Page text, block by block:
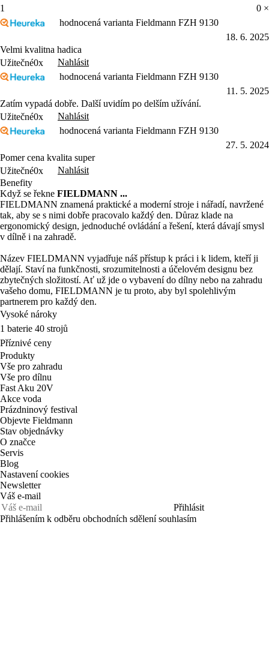
1
0 ×
hodnocená varianta Fieldmann FZH 9130
18. 6. 2025
Velmi kvalitna hadica
Užitečné0x
Nahlásit
hodnocená varianta Fieldmann FZH 9130
11. 5. 2025
Zatím vypadá dobře. Další uvidím po delším užívání.
Užitečné0x
Nahlásit
hodnocená varianta Fieldmann FZH 9130
27. 5. 2024
Pomer cena kvalita super
Užitečné0x
Nahlásit
Benefity
Když se řekne FIELDMANN ...
FIELDMANN znamená praktické a moderní stroje i nářadí, navržené
tak, aby se s nimi dobře pracovalo každý den. Důraz klade na
ergonomický design, jednoduché ovládání a řešení, která dávají smysl
v dílně i na zahradě.
Název FIELDMANN vyjadřuje náš přístup k práci i k lidem, kteří ji
dělají. Staví na funkčnosti, srozumitelnosti a účelovém designu bez
zbytečných složitostí. Ať už jde o vybavení do dílny nebo na zahradu
vašeho domu, FIELDMANN je tu proto, aby byl spolehlivým
partnerem pro každý den.
Vysoké nároky
1 baterie 40 strojů
Příznivé ceny
Produkty
Vše pro zahradu
Vše pro dílnu
Fast Aku 20V
Akce voda
Prázdninový festival
Objevte Fieldmann
Stav objednávky
O značce
Servis
Blog
Nastavení cookies
Newsletter
Váš e-mail
Přihlásit
Přihlášením k odběru obchodních sdělení souhlasím